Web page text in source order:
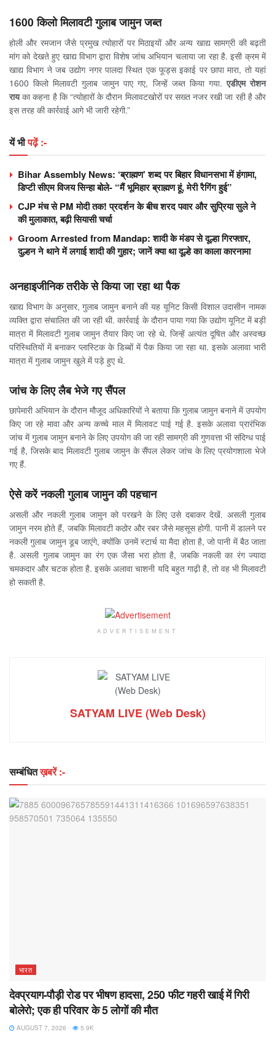
1600 किलो मिलावटी गुलाब जामुन जब्त
होली और रमजान जैसे प्रमुख त्योहारों पर मिठाइयों और अन्य खाद्य सामग्री की बढ़ती
मांग को देखते हुए खाद्य विभाग द्वारा विशेष जांच अभियान चलाया जा रहा है. इसी क्रम में
खाद्य विभाग ने जब उद्योग नगर पालदा स्थित एक फूड्स इकाई पर छापा मारा, तो यहां
1600 किलो मिलावटी गुलाब जामुन पाए गए, जिन्हें जब्त किया गया.एडीएम रोशन
रायका कहना है कि “त्योहारों के दौरान मिलावटखोरों पर सख्त नजर रखी जा रही है और
इस तरह की कार्रवाई आगे भी जारी रहेगी.”
यें भीपढ़ें :-
Bihar Assembly News: ‘ब्राह्मण’ शब्द पर बिहार विधानसभा में हंगामा,
डिप्टी सीएम विजय सिन्हा बोले- “मैं भूमिहार ब्राह्मण हूं, मेरी रैगिंग हुई”
CJP मंच से PM मोदी तक! प्रदर्शन के बीच शरद पवार और सुप्रिया सुले ने
की मुलाकात, बढ़ी सियासी चर्चा
Groom Arrested from Mandap: शादी के मंडप से दूल्हा गिरफ्तार,
दुल्हन ने थाने में लगाई शादी की गुहार; जानें क्या था दूल्हे का काला कारनामा
अनहाइजीनिक तरीके से किया जा रहा था पैक
खाद्य विभाग के अनुसार, गुलाब जामुन बनाने की यह यूनिट किसी विशाल उदासीन नामक
व्यक्ति द्वारा संचालित की जा रही थी. कार्रवाई के दौरान पाया गया कि उद्योग यूनिट में बड़ी
मात्रा में मिलावटी गुलाब जामुन तैयार किए जा रहे थे. जिन्हें अत्यंत दूषित और अस्वच्छ
परिस्थितियों में बनाकर प्लास्टिक के डिब्बों में पैक किया जा रहा था. इसके अलावा भारी
मात्रा में गुलाब जामुन खुले में पड़े हुए थे.
जांच के लिए लैब भेजे गए सैंपल
छापेमारी अभियान के दौरान मौजूद अधिकारियों ने बताया कि गुलाब जामुन बनाने में उपयोग
किए जा रहे मावा और अन्य कच्चे माल में मिलावट पाई गई है. इसके अलावा प्रारंभिक
जांच में गुलाब जामुन बनाने के लिए उपयोग की जा रही सामग्री की गुणवत्ता भी संदिग्ध पाई
गई है, जिसके बाद मिलावटी गुलाब जामुन के सैंपल लेकर जांच के लिए प्रयोगशाला भेजे
गए हैं.
ऐसे करें नकली गुलाब जामुन की पहचान
असली और नकली गुलाब जामुन को परखने के लिए उसे दबाकर देखें. असली गुलाब
जामुन नरम होते हैं, जबकि मिलावटी कठोर और रबर जैसे महसूस होगी. पानी में डालने पर
नकली गुलाब जामुन डूब जाएंगे, क्योंकि उनमें स्टार्च या मैदा होता है, जो पानी में बैठ जाता
है. असली गुलाब जामुन का रंग एक जैसा भरा होता है, जबकि नकली का रंग ज्यादा
चमकदार और चटक होता है. इसके अलावा चाशनी यदि बहुत गाढ़ी है, तो वह भी मिलावटी
हो सकती है.
ADVERTISEMENT
SATYAM LIVE (Web Desk)
सम्बंधितख़बरें :-
भारत
देवप्रयाग-पौड़ी रोड पर भीषण हादसा, 250 फीट गहरी खाई में गिरी
बोलेरो; एक ही परिवार के 5 लोगों की मौत
AUGUST 7, 2026 5.9K